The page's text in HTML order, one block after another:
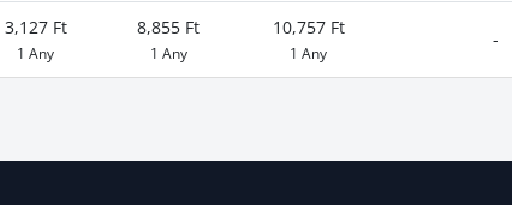
3,127 Ft
1 Any
8,855 Ft
1 Any
10,757 Ft
1 Any
-